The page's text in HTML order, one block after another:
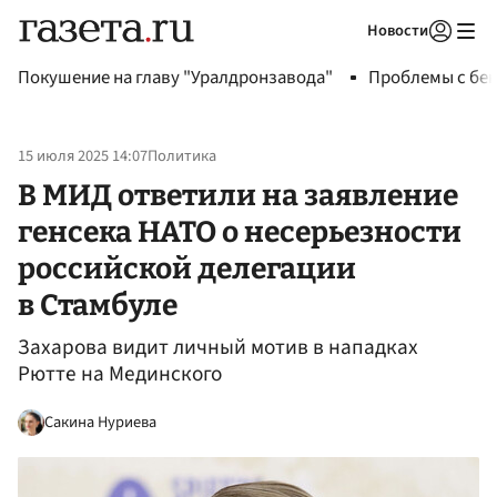
Новости
Покушение на главу "Уралдронзавода" Проблемы с
15 июля 2025 14:07Политика
В МИД ответили на заявление
генсека НАТО о несерьезности
российской делегации
в Стамбуле
Захарова видит личный мотив в нападках
Рютте на Мединского
Сакина Нуриева